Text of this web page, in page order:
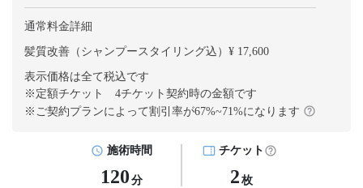
通常料金詳細
髪質改善（シャンプースタイリング込）¥ 17,600
表示価格は全て税込です
※定額チケット 4チケット契約時の金額です
※ご契約プランによって割引率が67%~71%になります
施術時間
120 分
チケット
2 枚